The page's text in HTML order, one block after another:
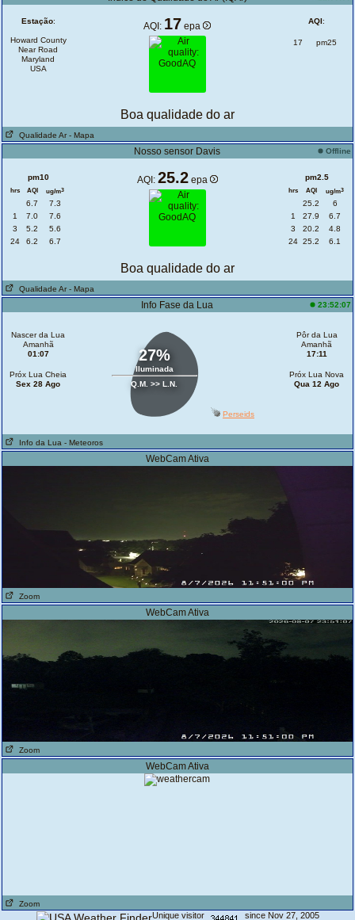
Estação:
Howard County
Near Road
Maryland
USA
AQI: 17 epa AQI:
17 pm25
Boa qualidade do ar
Qualidade Ar - Mapa
Nosso sensor Davis Offline
pm10
hrs AQI ug/m3
6.7
7.3
1
7.0
7.6
3
5.2
5.6
24
6.2 6.7
AQI: 25.2 epa pm2.5
hrs AQI ug/m3
25.2
6
1
27.9
6.7
3
20.2
4.8
24 25.2 6.1
Boa qualidade do ar
Qualidade Ar - Mapa
Info Fase da Lua 23:52:07
Nascer da Lua
Amanhã
01:07
Próx Lua Cheia
Sex 28 Ago
27%
Iluminada
Q.M. >> L.N.
Pôr da Lua
Amanhã
17:11
Próx Lua Nova
Qua 12 Ago
Perseids
Info da Lua - Meteoros
WebCam Ativa
Zoom
WebCam Ativa
Zoom
WebCam Ativa
Zoom
Unique visitor since Nov 27, 2005